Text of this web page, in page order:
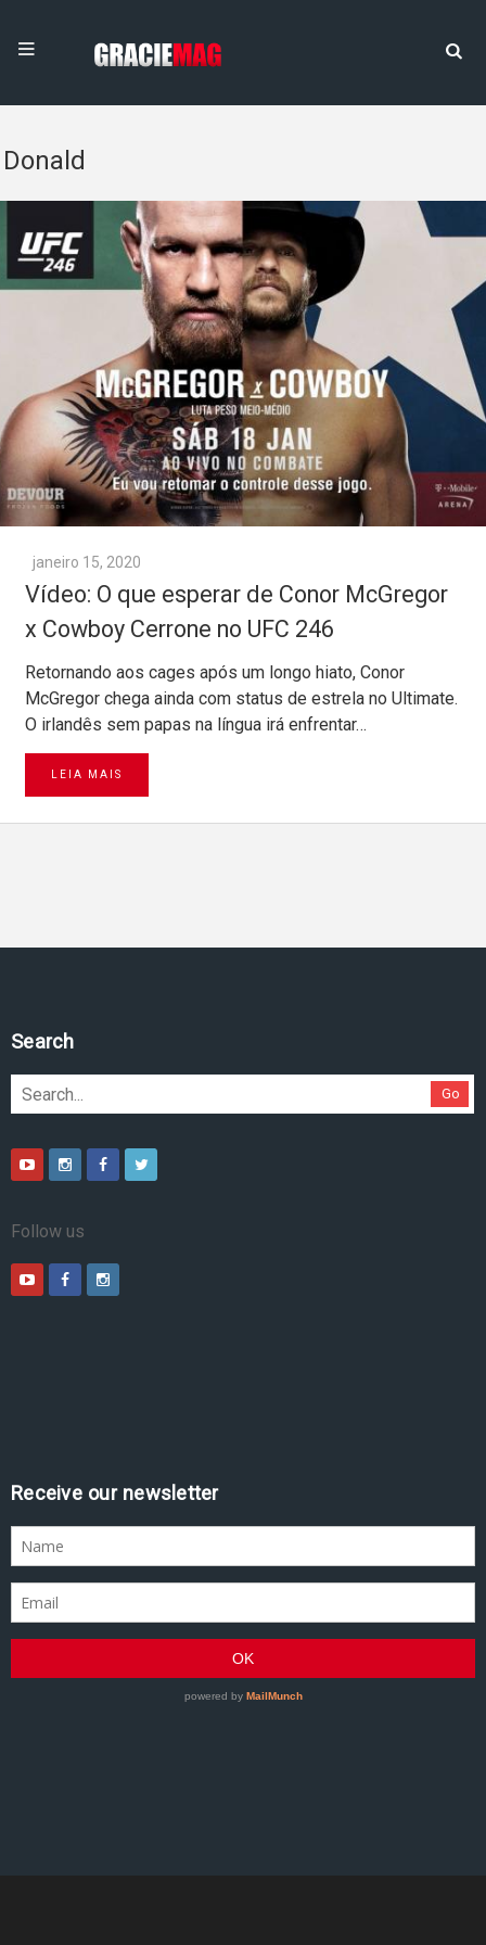
Donald
janeiro 15, 2020
Vídeo: O que esperar de Conor McGregor
x Cowboy Cerrone no UFC 246
Retornando aos cages após um longo hiato, Conor
McGregor chega ainda com status de estrela no Ultimate.
O irlandês sem papas na língua irá enfrentar…
LEIA MAIS
Search
Go
Follow us
Receive our newsletter